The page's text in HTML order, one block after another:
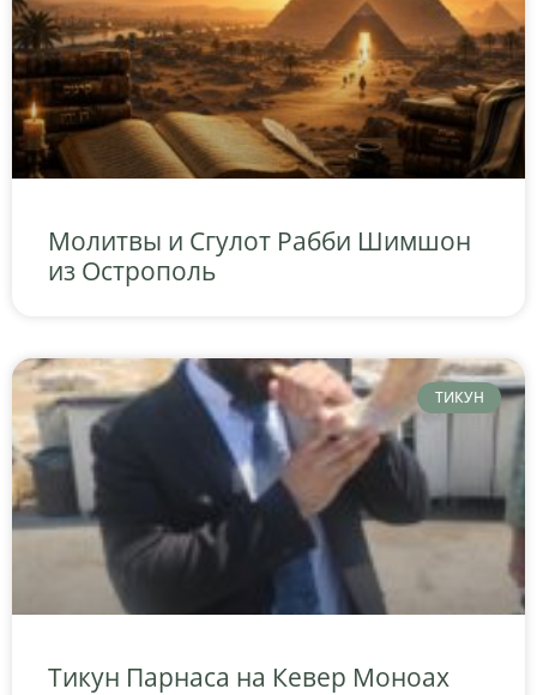
Молитвы и Сгулот Рабби Шимшон
из Острополь
ТИКУН
Тикун Парнаса на Кевер Моноах